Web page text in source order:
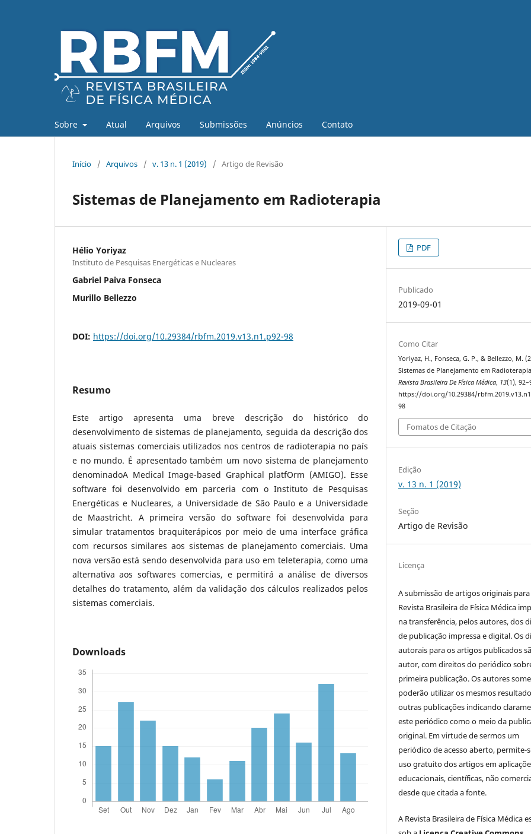
Sobre Atual Arquivos Submissões Anúncios Contato
Início / Arquivos / v. 13 n. 1 (2019) / Artigo de Revisão
Sistemas de Planejamento em Radioterapia
Hélio Yoriyaz
Instituto de Pesquisas Energéticas e Nucleares
Gabriel Paiva Fonseca
Murillo Bellezzo
DOI: https://doi.org/10.29384/rbfm.2019.v13.n1.p92-98
Resumo
Este artigo apresenta uma breve descrição do histórico do
desenvolvimento de sistemas de planejamento, seguida da descrição dos
atuais sistemas comerciais utilizados nos centros de radioterapia no país
e no mundo. É apresentado também um novo sistema de planejamento
denominadoA Medical Image-based Graphical platfOrm (AMIGO). Esse
software foi desenvolvido em parceria com o Instituto de Pesquisas
Energéticas e Nucleares, a Universidade de São Paulo e a Universidade
de Maastricht. A primeira versão do software foi desenvolvida para
simular tratamentos braquiterápicos por meio de uma interface gráfica
com recursos similares aos sistemas de planejamento comerciais. Uma
nova versão está sendo desenvolvida para uso em teleterapia, como uma
alternativa aos softwares comercias, e permitirá a análise de diversos
detalhes do tratamento, além da validação dos cálculos realizados pelos
sistemas comerciais.
Downloads
PDF
Publicado
2019-09-01
Como Citar
Yoriyaz, H., Fonseca, G. P., & Bellezzo, M.
Sistemas de Planejamento em
Revista Brasileira De Física Médica, 13(1),
https://doi.org/10.29384/
98
Fomatos de Citação
Edição
v. 13 n. 1 (2019)
Seção
Artigo de Revisão
Licença
A submissão de artigos originais para
Revista Brasileira de Física Médica
na transferência, pelos autores, dos
de publicação impressa e digital. Os
autorais para os artigos publicados
autor, com direitos do periódico
primeira publicação. Os autores
poderão utilizar os mesmos
outras publicações indicando
este periódico como o meio da
original. Em virtude de sermos um
periódico de acesso aberto, permite-
uso gratuito dos artigos em
educacionais, científicas, não
desde que citada a fonte.
A Revista Brasileira de Física Médica